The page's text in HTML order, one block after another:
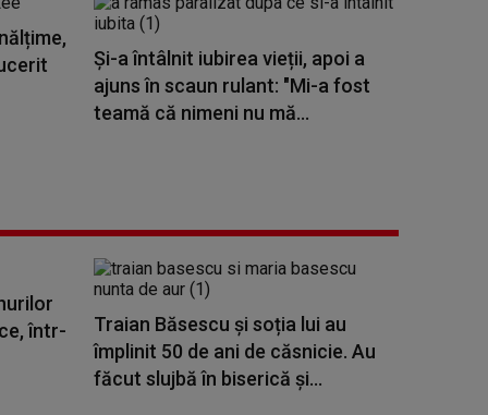
Și-a întâlnit iubirea vieții, apoi a
ajuns în scaun rulant: "Mi-a fost
teamă că nimeni nu mă...
într-
Traian Băsescu și soția lui au
împlinit 50 de ani de căsnicie. Au
făcut slujbă în biserică și...